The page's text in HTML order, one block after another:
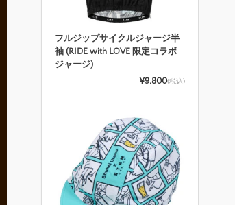
フルジップサイクルジャージ半
袖 (RIDE with LOVE 限定コラボ
ジャージ)
¥9,800(税込)